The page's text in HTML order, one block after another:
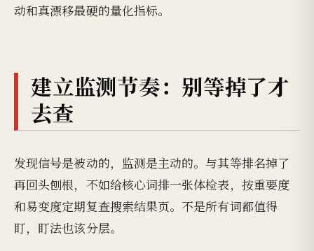
动和真漂移最硬的量化指标。
建立监测节奏：别等掉了才
去查
发现信号是被动的，监测是主动的。与其等排名掉了
再回头刨根，不如给核心词排一张体检表，按重要度
和易变度定期复查搜索结果页。不是所有词都值得
盯，盯法也该分层。